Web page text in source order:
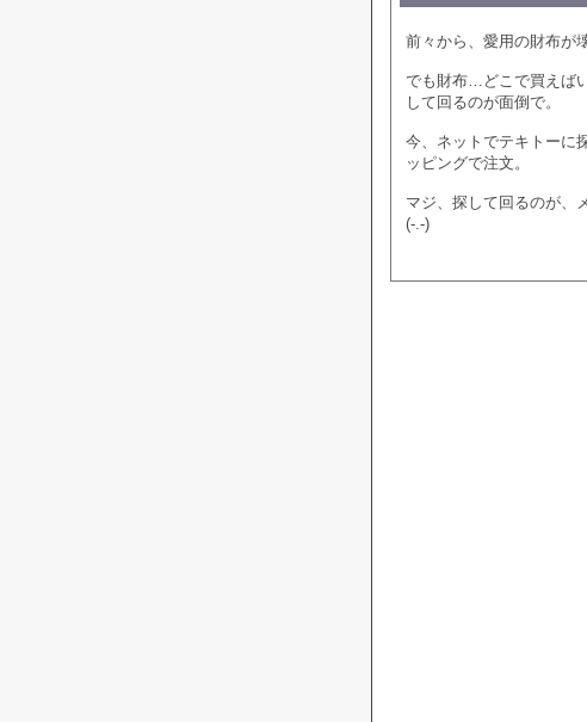
前々から、愛用の財布が
でも財布…どこで買えば
して回るのが面倒で。
今、ネットでテキトーに
ッピングで注文。
マジ、探して回るのが、
(-.-)